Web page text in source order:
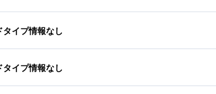
イプ情報なし
イプ情報なし